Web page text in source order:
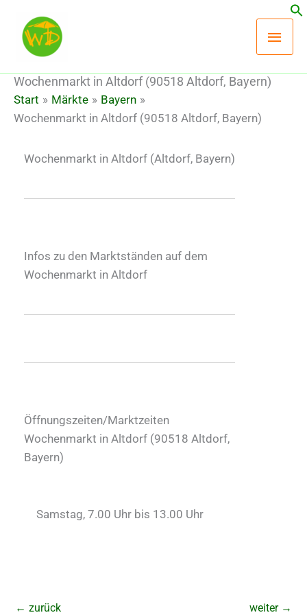
Inhalt
springen
Wochenmarkt in Altdorf (90518 Altdorf, Bayern)
Start Märkte
Bayern
Wochenmarkt in Altdorf (90518 Altdorf, Bayern)
Wochenmarkt in Altdorf (Altdorf, Bayern)
Infos zu den Marktständen auf dem
Wochenmarkt in Altdorf
Öffnungszeiten/Marktzeiten
Wochenmarkt in Altdorf (90518 Altdorf,
Bayern)
Samstag, 7.00 Uhr bis 13.00 Uhr
← zurück weiter →